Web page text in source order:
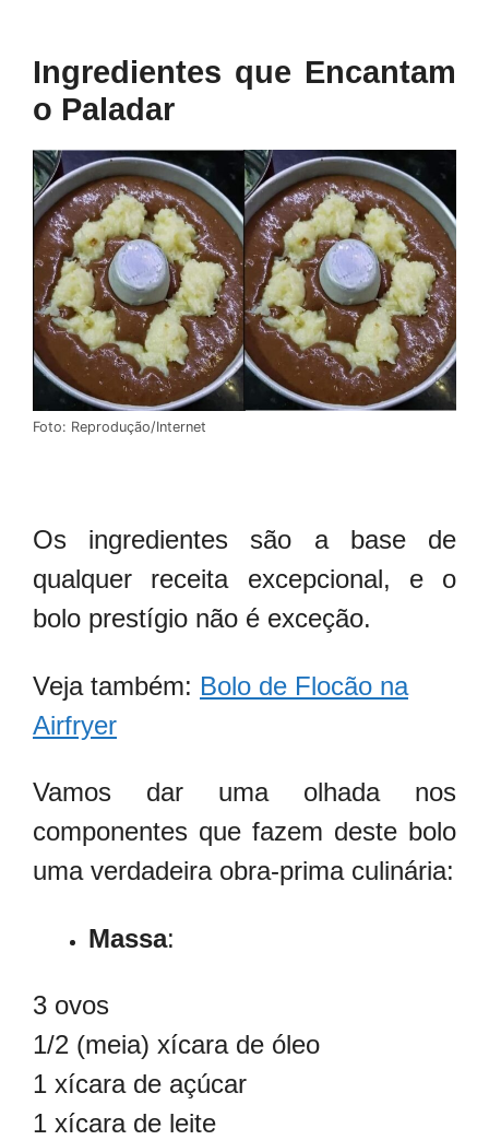
Ingredientes que Encantam
o Paladar
Foto: Reprodução/Internet
Os ingredientes são a base de
qualquer receita excepcional, e o
bolo prestígio não é exceção.
Veja também: Bolo de Flocão na
Airfryer
Vamos dar uma olhada nos
componentes que fazem deste bolo
uma verdadeira obra-prima culinária:
Massa:
3 ovos
1/2 (meia) xícara de óleo
1 xícara de açúcar
1 xícara de leite